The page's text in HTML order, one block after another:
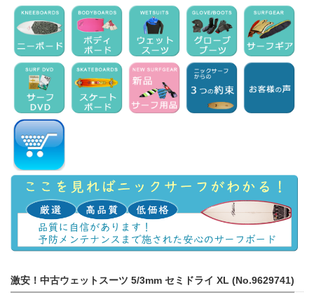
激安！中古ウェットスーツ 5/3mm セミドライ XL (No.9629741)